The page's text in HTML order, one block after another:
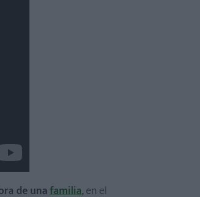
de unafamilia, en el